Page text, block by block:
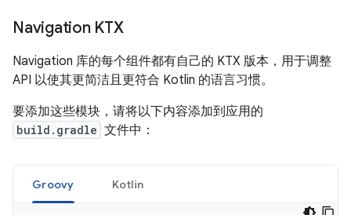
Navigation KTX
Navigation 库的每个组件都有自己的 KTX 版本，用于调整
API 以使其更简洁且更符合 Kotlin 的语言习惯。
要添加这些模块，请将以下内容添加到应用的
build.gradle 文件中：
Groovy Kotlin